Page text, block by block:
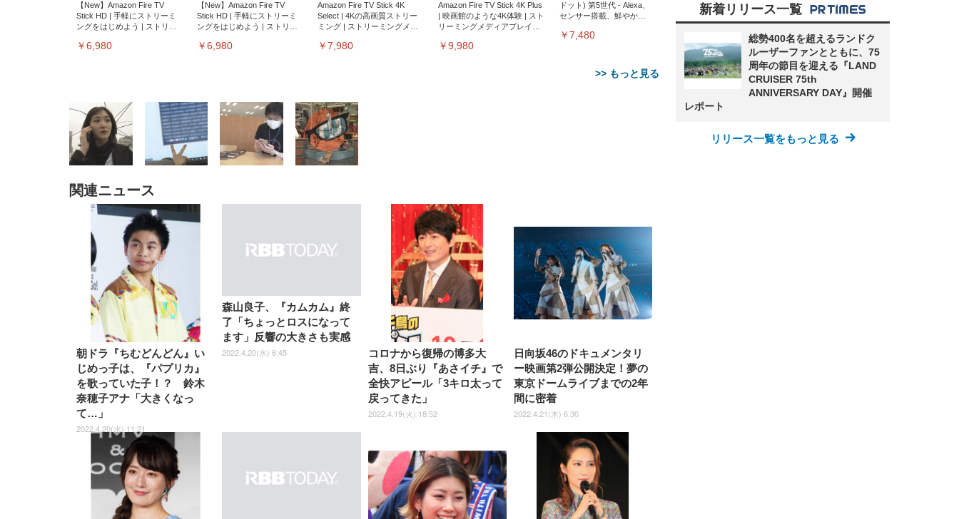
【New】Amazon Fire TV
Stick HD | 手軽にストリーミ
ングをはじめよう | ストリー
￥6,980
【New】Amazon Fire TV
Stick HD | 手軽にストリーミ
ングをはじめよう | ストリー
￥6,980
Amazon Fire TV Stick 4K
Select | 4Kの高画質ストリー
ミング | ストリーミングメデ
￥7,980
Amazon Fire TV Stick 4K Plus
| 映画館のような4K体験 | スト
リーミングメディアプレイヤ
￥9,980
ドット) 第5世代 - Alexa、
センサー搭載、鮮やかな
￥7,480
>> もっと見る
[EdoErgo] オフィスチェア 椅
子 テレワーク 疲れない 跳ね
上げ式アームレスト コンパク
ト 約105度ロッキング pc 事務
椅子 360度回転 座面昇降 強化
ナイロン樹脂ベース 通気性メ
ッシュ 在宅ワーク H-
WY01(黒網+黒枠+黒足)
￥5,699
／デスクチェア メッシュチェ
Sezlife オフィスチェア デスク
チェア 疲れない テレワーク
チェア 強化バックレスト 30
度ロッキング機能 人間工学 椅
子 腰サポート 90度跳ね上げ
式アームレスト 3Dヘッドレス
ト ハンガー付き 高反発クッシ
ョン PCチェア 通気性メッシ
ュ ゲーミング/勉強/事務用 お
しゃれ パソコンチェア (ブラ
ック)
￥7,680
Sezlife オフィスチェア デスク
チェア 疲れない テレワーク
チェア 強化バックレスト 30度
ロッキング機能 人間工学 椅子
腰サポート 90度跳ね上げ式ア
ームレスト 3Dヘッドレスト
ハンガー付き 高反発クッショ
ン PCチェア 通気性メッシュ
ゲーミング/勉強/事務用 おし
ゃれ パソコンチェア (ホワイ
￥7,680
ッシュ 通気性 ランバーサ
ポート付き 腰サポート ガ
ス圧無段階昇降 360度回
転 キャスター付き コンパ
クト 幅52×奥行58.5×高さ
84～96cm テレワーク 在
宅勤務 ブラック
￥4,139
EIZO ビジネス向けプレミア
ムモニター | FlexScan
EV3240X-WT | 31.5型4K
UHD・USB Type-C・ホワイ
￥105,595
ニター DualSense 充電フッ
￥49,979
【整備済み品】Dell
E2724HS 27インチ 液晶モ
ニター フル
HD（1920×1080）VA 非光
沢 HDMI/DisplayPort/VGA
スピーカー内蔵 高さ調整 ス
イベル VESA対応
ComfortView ビジネス向け
￥15,800
Gaming Monitor 24” Essential ゲ
ーミングモニター QD 24.5インチ
1ms FHD 量子ドット 残像低減 (3
年保証 | 輝点保証 | 日本メーカー)
￥34,980
Amazonベーシック ペットシ
ーツ 薄型 レギュラー 1回使い
捨て 無香料 ホワイト 300枚
￥3,373
ーツ 厚型 ワイド 42枚x2袋(84
ネオ・ルーライフ ネオ・オム
ツ L 中型犬用 26枚入り 単品
￥1,800
Smart Basic(スマートベーシ
ック) 【Amazon.co.jp限定】
Smart Basic アイリスオーヤマ
ペットシーツ 超厚型 お徳用
ワイド 100枚入 (x 1) (ケース
販売)
￥3,670
【Amazon.co.jp限定】
￥3,731
関連ニュース
朝ドラ『ちむどんどん』い
じめっ子は、『パプリカ』
を歌っていた子！？ 鈴木
奈穂子アナ「大きくなっ
て…」
2022.4.20(水) 11:21
森山良子、『カムカム』終
了「ちょっとロスになって
ます」反響の大きさも実感
2022.4.20(水) 6:45
コロナから復帰の博多大
吉、8日ぶり『あさイチ』で
全快アピール「3キロ太って
戻ってきた」
2022.4.19(火) 18:52
日向坂46のドキュメンタリ
ー映画第2弾公開決定！夢の
東京ドームライブまでの2年
間に密着
2022.4.21(木) 6:30
新着リリース一覧
総勢400名を超えるランドク
ルーザーファンとともに、75
周年の節目を迎える『LAND
CRUISER 75th
ANNIVERSARY DAY』開催
レポート
リリース一覧をもっと見る